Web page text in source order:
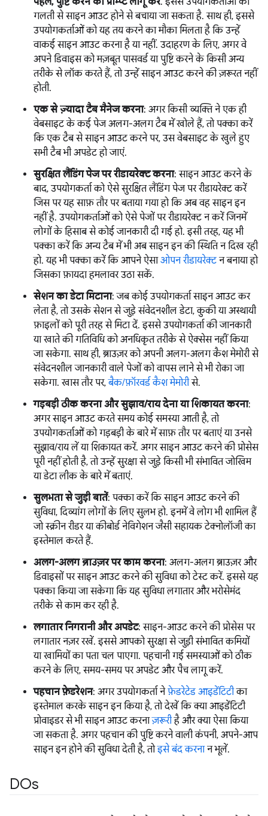
गलती से साइन आउट होने से बचाया जा सकता है. साथ ही, इससे
उपयोगकर्ताओं को यह तय करने का मौका मिलता है कि उन्हें
वाकई साइन आउट करना है या नहीं. उदाहरण के लिए, अगर वे
अपने डिवाइस को मज़बूत पासवर्ड या पुष्टि करने के किसी अन्य
तरीके से लॉक करते हैं, तो उन्हें साइन आउट करने की ज़रूरत नहीं
होती.
एक से ज़्यादा टैब मैनेज करना: अगर किसी व्यक्ति ने एक ही
वेबसाइट के कई पेज अलग-अलग टैब में खोले हैं, तो पक्का करें
कि एक टैब से साइन आउट करने पर, उस वेबसाइट के खुले हुए
सभी टैब भी अपडेट हो जाएं.
सुरक्षित लैंडिंग पेज पर रीडायरेक्ट करना: साइन आउट करने के
बाद, उपयोगकर्ता को ऐसे सुरक्षित लैंडिंग पेज पर रीडायरेक्ट करें
जिस पर यह साफ़ तौर पर बताया गया हो कि अब वह साइन इन
नहीं है. उपयोगकर्ताओं को ऐसे पेजों पर रीडायरेक्ट न करें जिनमें
लोगों के हिसाब से कोई जानकारी दी गई हो. इसी तरह, यह भी
पक्का करें कि अन्य टैब में भी अब साइन इन की स्थिति न दिख रही
हो. यह भी पक्का करें कि आपने ऐसाओपन रीडायरेक्टन बनाया हो
जिसका फ़ायदा हमलावर उठा सकें.
सेशन का डेटा मिटाना: जब कोई उपयोगकर्ता साइन आउट कर
लेता है, तो उसके सेशन से जुड़े संवेदनशील डेटा, कुकी या अस्थायी
फ़ाइलों को पूरी तरह से मिटा दें. इससे उपयोगकर्ता की जानकारी
या खाते की गतिविधि को अनधिकृत तरीके से ऐक्सेस नहीं किया
जा सकेगा. साथ ही, ब्राउज़र को अपनी अलग-अलग कैश मेमोरी से
संवेदनशील जानकारी वाले पेजों को वापस लाने से भी रोका जा
सकेगा. खास तौर पर,बैक/फ़ॉरवर्ड कैश मेमोरीसे.
गड़बड़ी ठीक करना और सुझाव/राय देना या शिकायत करना:
अगर साइन आउट करते समय कोई समस्या आती है, तो
उपयोगकर्ताओं को गड़बड़ी के बारे में साफ़ तौर पर बताएं या उनसे
सुझाव/राय लें या शिकायत करें. अगर साइन आउट करने की प्रोसेस
पूरी नहीं होती है, तो उन्हें सुरक्षा से जुड़े किसी भी संभावित जोखिम
या डेटा लीक के बारे में बताएं.
सुलभता से जुड़ी बातें: पक्का करें कि साइन आउट करने की
सुविधा, दिव्यांग लोगों के लिए सुलभ हो. इनमें वे लोग भी शामिल हैं
जो स्क्रीन रीडर या कीबोर्ड नेविगेशन जैसी सहायक टेक्नोलॉजी का
इस्तेमाल करते हैं.
अलग-अलग ब्राउज़र पर काम करना: अलग-अलग ब्राउज़र और
डिवाइसों पर साइन आउट करने की सुविधा को टेस्ट करें. इससे यह
पक्का किया जा सकेगा कि यह सुविधा लगातार और भरोसेमंद
तरीके से काम कर रही है.
लगातार निगरानी और अपडेट: साइन-आउट करने की प्रोसेस पर
लगातार नज़र रखें. इससे आपको सुरक्षा से जुड़ी संभावित कमियों
या खामियों का पता चल पाएगा. पहचानी गई समस्याओं को ठीक
करने के लिए, समय-समय पर अपडेट और पैच लागू करें.
पहचान फ़ेडरेशन: अगर उपयोगकर्ता नेफ़ेडरेटेड आइडेंटिटीका
इस्तेमाल करके साइन इन किया है, तो देखें कि क्या आइडेंटिटी
प्रोवाइडर से भी साइन आउट करनाज़रूरीहै और क्या ऐसा किया
जा सकता है. अगर पहचान की पुष्टि करने वाली कंपनी, अपने-आप
साइन इन होने की सुविधा देती है, तोइसे बंद करनान भूलें.
DOs